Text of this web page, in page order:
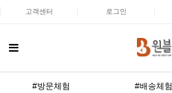
고객센터 로그인
#방문체험 #배송체험